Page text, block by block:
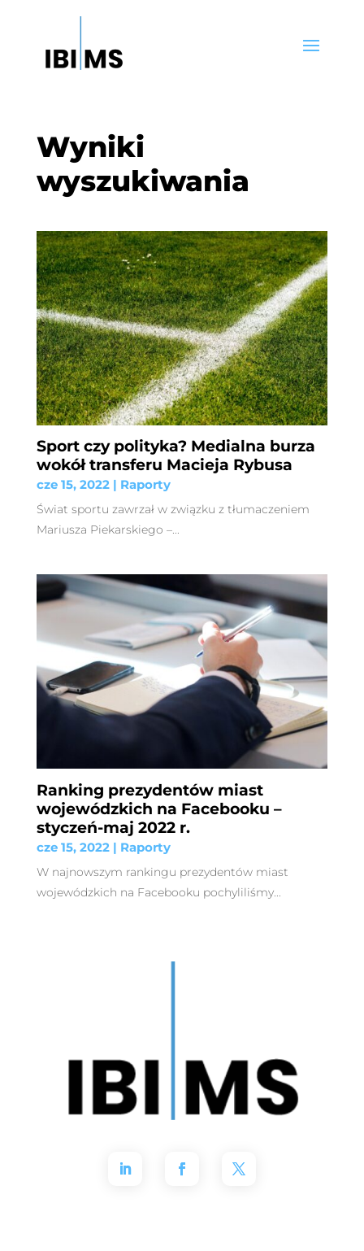
Wyniki
wyszukiwania
Sport czy polityka? Medialna burza
wokół transferu Macieja Rybusa
cze 15, 2022| Raporty
Świat sportu zawrzał w związku z tłumaczeniem
Mariusza Piekarskiego –...
Ranking prezydentów miast
wojewódzkich na Facebooku –
styczeń-maj 2022 r.
cze 15, 2022| Raporty
W najnowszym rankingu prezydentów miast
wojewódzkich na Facebooku pochyliliśmy...